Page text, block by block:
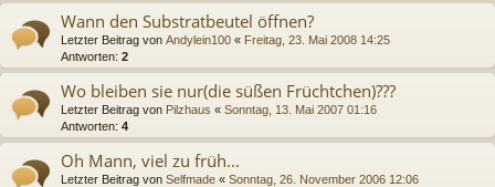
Wann den Substratbeutel öffnen?
Letzter Beitrag von Andylein100 « Freitag, 23. Mai 2008 14:25
Antworten: 2
Wo bleiben sie nur(die süßen Früchtchen)???
Letzter Beitrag von Pilzhaus « Sonntag, 13. Mai 2007 01:16
Antworten: 4
Oh Mann, viel zu früh...
Letzter Beitrag von Selfmade « Sonntag, 26. November 2006 12:06